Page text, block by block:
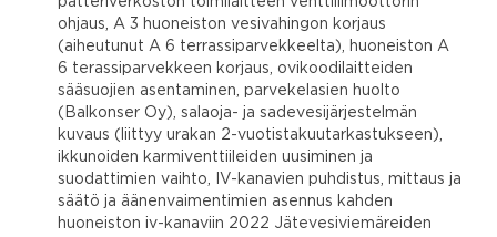
ohjaus, A 3 huoneiston vesivahingon korjaus
(aiheutunut A 6 terrassiparvekkeelta), huoneiston A
6 terassiparvekkeen korjaus, ovikoodilaitteiden
sääsuojien asentaminen, parvekelasien huolto
(Balkonser Oy), salaoja- ja sadevesijärjestelmän
kuvaus (liittyy urakan 2-vuotistakuutarkastukseen),
ikkunoiden karmiventtiileiden uusiminen ja
suodattimien vaihto, IV-kanavien puhdistus, mittaus ja
säätö ja äänenvaimentimien asennus kahden
huoneiston iv-kanaviin 2022 Jätevesiviemäreiden